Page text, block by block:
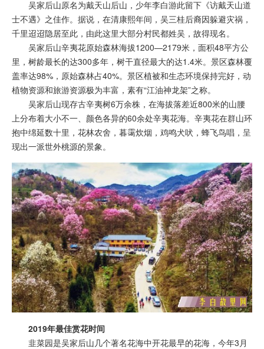
吴家后山原名为戴天山后山，少年李白游此留下《访戴天山道
士不遇》之佳作。据说，在清康熙年间，吴三桂后裔因躲避灾祸，
千里迢迢隐居至此，由此这里大部分村民都姓吴，故得现名。
吴家后山辛夷花原始森林海拔1200—2179米，面积48平方公
里，树龄最长的达300多年，树干直径最大的达1.4米。景区森林覆
盖率达98%，原始森林占40%。景区植被和生态环境保持完好，动
植物资源和旅游资源极为丰富，素有“江油神龙架”之称。
吴家后山现存古辛夷树6万余株，在海拔落差近800米的山腰
上分布着大小不一、颜色各异的60余处辛夷花海。辛夷花在群山环
抱中绵延数十里，花林农舍，暮霭炊烟，鸡鸣犬吠，蜂飞鸟唱，呈
现出一派世外桃源的景象。
2019年最佳赏花时间
韭菜园是吴家后山几个著名花海中开花最早的花海，今年3月